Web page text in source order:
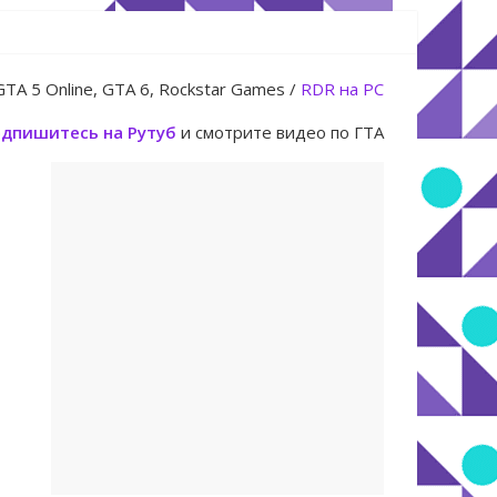
5 Online, GTA 6, Rockstar Games / RDR на PC
на Рутуб и смотрите видео по ГТА